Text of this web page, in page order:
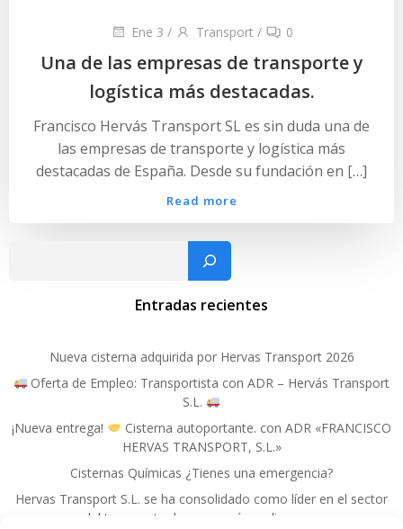
Ene 3 / Transport / 0
Una de las empresas de transporte y
logística más destacadas.
Francisco Hervás Transport SL es sin duda una de
las empresas de transporte y logística más
destacadas de España. Desde su fundación en […]
Read more
Entradas recientes
Nueva cisterna adquirida por Hervas Transport 2026
Oferta de Empleo: Transportista con ADR – Hervás Transport
S.L.
¡Nueva entrega!
Cisterna autoportante. con ADR «FRANCISCO
HERVAS TRANSPORT, S.L.»
Cisternas Químicas ¿Tienes una emergencia?
Hervas Transport S.L. se ha consolidado como líder en el sector
del transporte de mercancías peligrosas.